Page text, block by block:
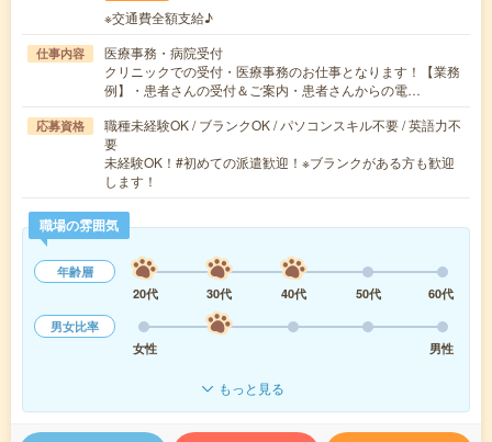
※交通費全額支給♪
仕事内容
医療事務・病院受付
クリニックでの受付・医療事務のお仕事となります！【業務
例】・患者さんの受付＆ご案内・患者さんからの電…
応募資格
職種未経験OK / ブランクOK / パソコンスキル不要 / 英語力不
要
未経験OK！#初めての派遣歓迎！※ブランクがある方も歓迎
します！
職場の雰囲気
年齢層
20代
30代 40代 50代
60代
男女比率
女性
男性
もっと見る